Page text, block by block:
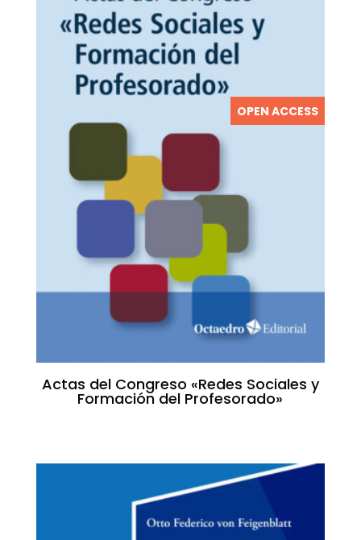
OPEN ACCESS
Actas del Congreso «Redes Sociales y
Formación del Profesorado»